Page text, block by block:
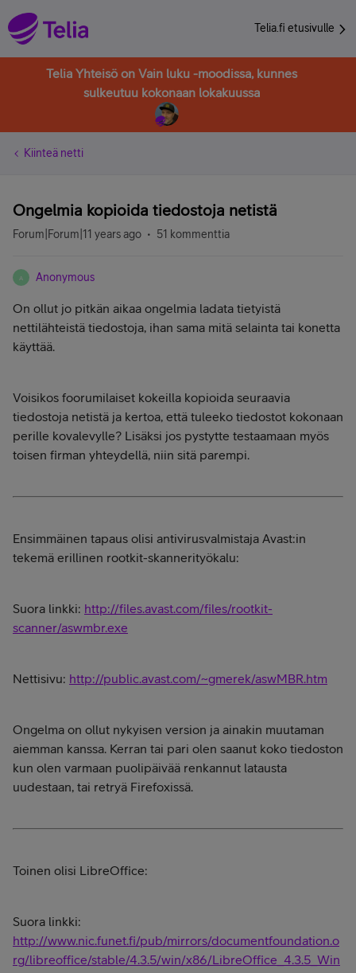
Telia.fi etusivulle
Telia Yhteisö on Vain luku -moodissa, kunnes
sulkeutuu kokonaan lokakuussa
Kiinteä netti
Ongelmia kopioida tiedostoja netistä
Forum|Forum|11 years ago 51 kommenttia
A Anonymous
On ollut jo pitkän aikaa ongelmia ladata tietyistä
nettilähteistä tiedostoja, ihan sama mitä selainta tai konetta
käyttää.
Voisikos foorumilaiset kokeilla kopioida seuraavia
tiedostoja netistä ja kertoa, että tuleeko tiedostot kokonaan
perille kovalevylle? Lisäksi jos pystytte testaamaan myös
toisen firman yhteydellä, niin sitä parempi.
Ensimmäinen tapaus olisi antivirusvalmistaja Avast:in
tekemä erillinen rootkit-skannerityökalu:
Suora linkki: http://files.avast.com/files/rootkit-
scanner/aswmbr.exe
Nettisivu: http://public.avast.com/~gmerek/aswMBR.htm
Ongelma on ollut nykyisen version ja ainakin muutaman
aiemman kanssa. Kerran tai pari olen saanut koko tiedoston
kun olen varmaan puolipäivää renkannut latausta
uudestaan, tai retryä Firefoxissä.
Toinen olisi LibreOffice:
Suora linkki:
http://www.nic.funet.fi/pub/mirrors/documentfoundation.o
rg/libreoffice/stable/4.3.5/win/x86/LibreOffice_4.3.5_Win